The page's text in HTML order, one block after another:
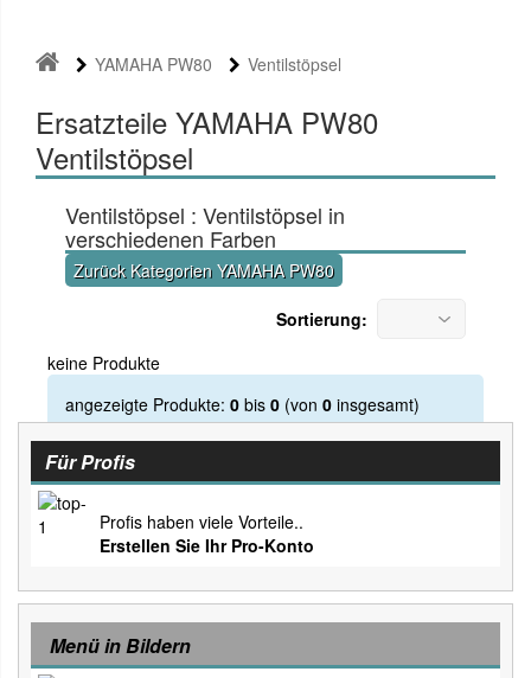
YAMAHA PW80 Ventilstöpsel
Ersatzteile YAMAHA PW80
Ventilstöpsel
Ventilstöpsel : Ventilstöpsel in
verschiedenen Farben
Zurück Kategorien YAMAHA PW80
Sortierung:
keine Produkte
angezeigte Produkte: 0 bis 0 (von 0 insgesamt)
Für Profis
Profis haben viele Vorteile..
Erstellen Sie Ihr Pro-Konto
Menü in Bildern